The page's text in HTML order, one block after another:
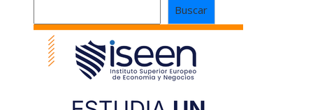
Buscar